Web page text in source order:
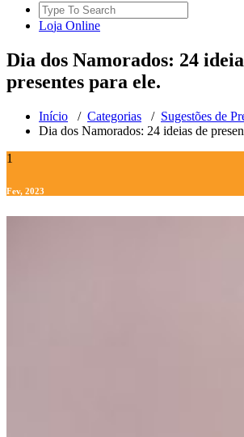
Search
for:
Loja Online
Dia dos Namorados: 24
presentes para ele.
Início / Categorias / Sugestões de
Dia dos Namorados: 24 ideias de
1
Fev, 2023